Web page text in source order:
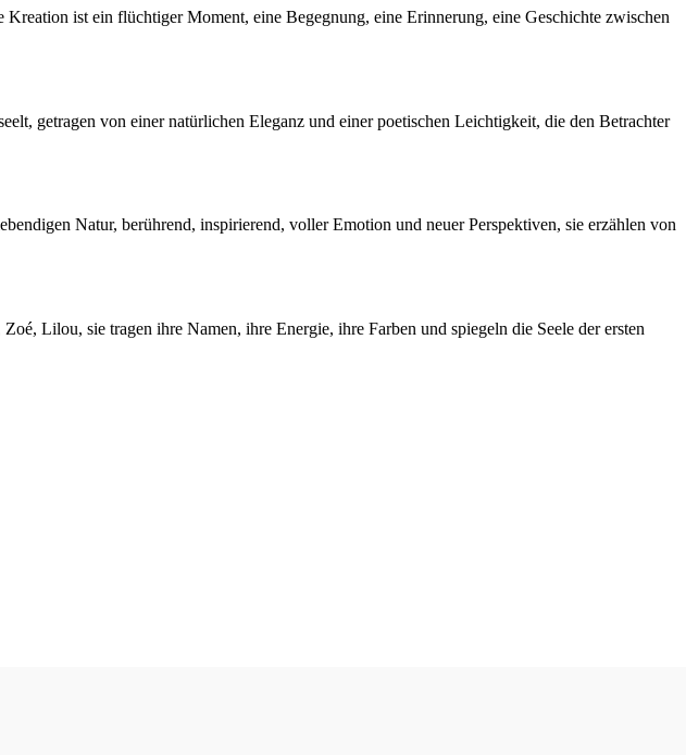
ist ein flüchtiger Moment, eine Begegnung, eine Erinnerung, eine Geschichte zwischen
getragen von einer natürlichen Eleganz und einer poetischen Leichtigkeit, die den Betrachter
Natur, berührend, inspirierend, voller Emotion und neuer Perspektiven, sie erzählen von
Lilou, sie tragen ihre Namen, ihre Energie, ihre Farben und spiegeln die Seele der ersten